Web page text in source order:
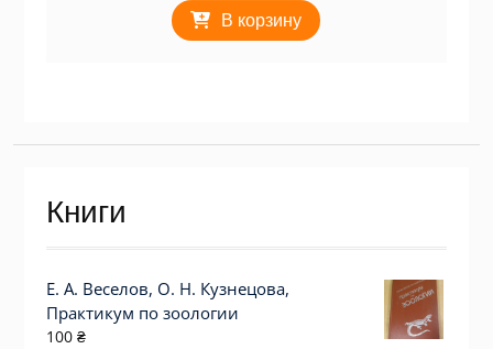
В корзину
Книги
Е. А. Веселов, О. Н. Кузнецова,
Практикум по зоологии
100 ₴